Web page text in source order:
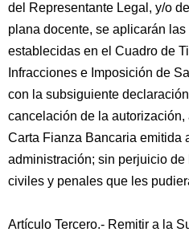
del Representante Legal, y/o
plana docente, se aplicarán
establecidas en el Cuadro de
Infracciones e Imposición de
con la subsiguiente
cancelación de la
Carta Fianza Bancaria emitida
administración; sin perjuicio
civiles y penales que les
Artículo Tercero.- Remitir a la